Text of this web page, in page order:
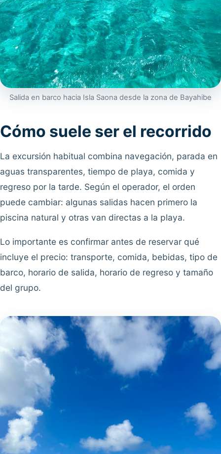
Salida en barco hacia Isla Saona desde la zona de Bayahibe
Cómo suele ser el recorrido
La excursión habitual combina navegación, parada en
aguas transparentes, tiempo de playa, comida y
regreso por la tarde. Según el operador, el orden
puede cambiar: algunas salidas hacen primero la
piscina natural y otras van directas a la playa.
Lo importante es confirmar antes de reservar qué
incluye el precio: transporte, comida, bebidas, tipo de
barco, horario de salida, horario de regreso y tamaño
del grupo.